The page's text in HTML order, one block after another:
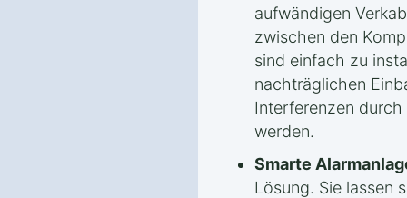
aufwändigen
zwischen den
sind einfach zu
nachträglichen
Interferenzen
werden.
Smarte
Lösung. Sie lassen